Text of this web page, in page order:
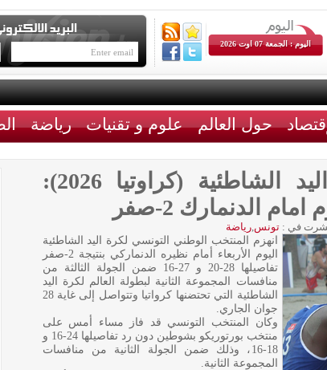
اليوم : الجمعة 07 اوت 2026
حول العالم علوم و تقنيات رياضة
بطولة العالم لكرة اليد الشاطئية (كراوتيا 2026):
الدنمارك 2-صفر
في :تونس,رياضة
انهزم المنتخب الوطني التونسي لكرة اليد الشاطئية
اليوم الأربعاء أمام نظيره الدنماركي بنتيجة 2-صفر
تفاصيلها 28-20 و 27-16 ضمن الجولة الثالثة من
منافسات المجموعة الثانية لبطولة العالم لكرة اليد
الشاطئية التي تحتضنها كرواتيا وتتواصل إلى غاية 28
جوان الجاري.
وكان المنتخب التونسي قد فاز مساء أمس على
منتخب بورتوريكو بشوطين دون رد تفاصيلها 24-16 و
18-16، وذلك ضمن الجولة الثانية من منافسات
المجموعة الثانية.